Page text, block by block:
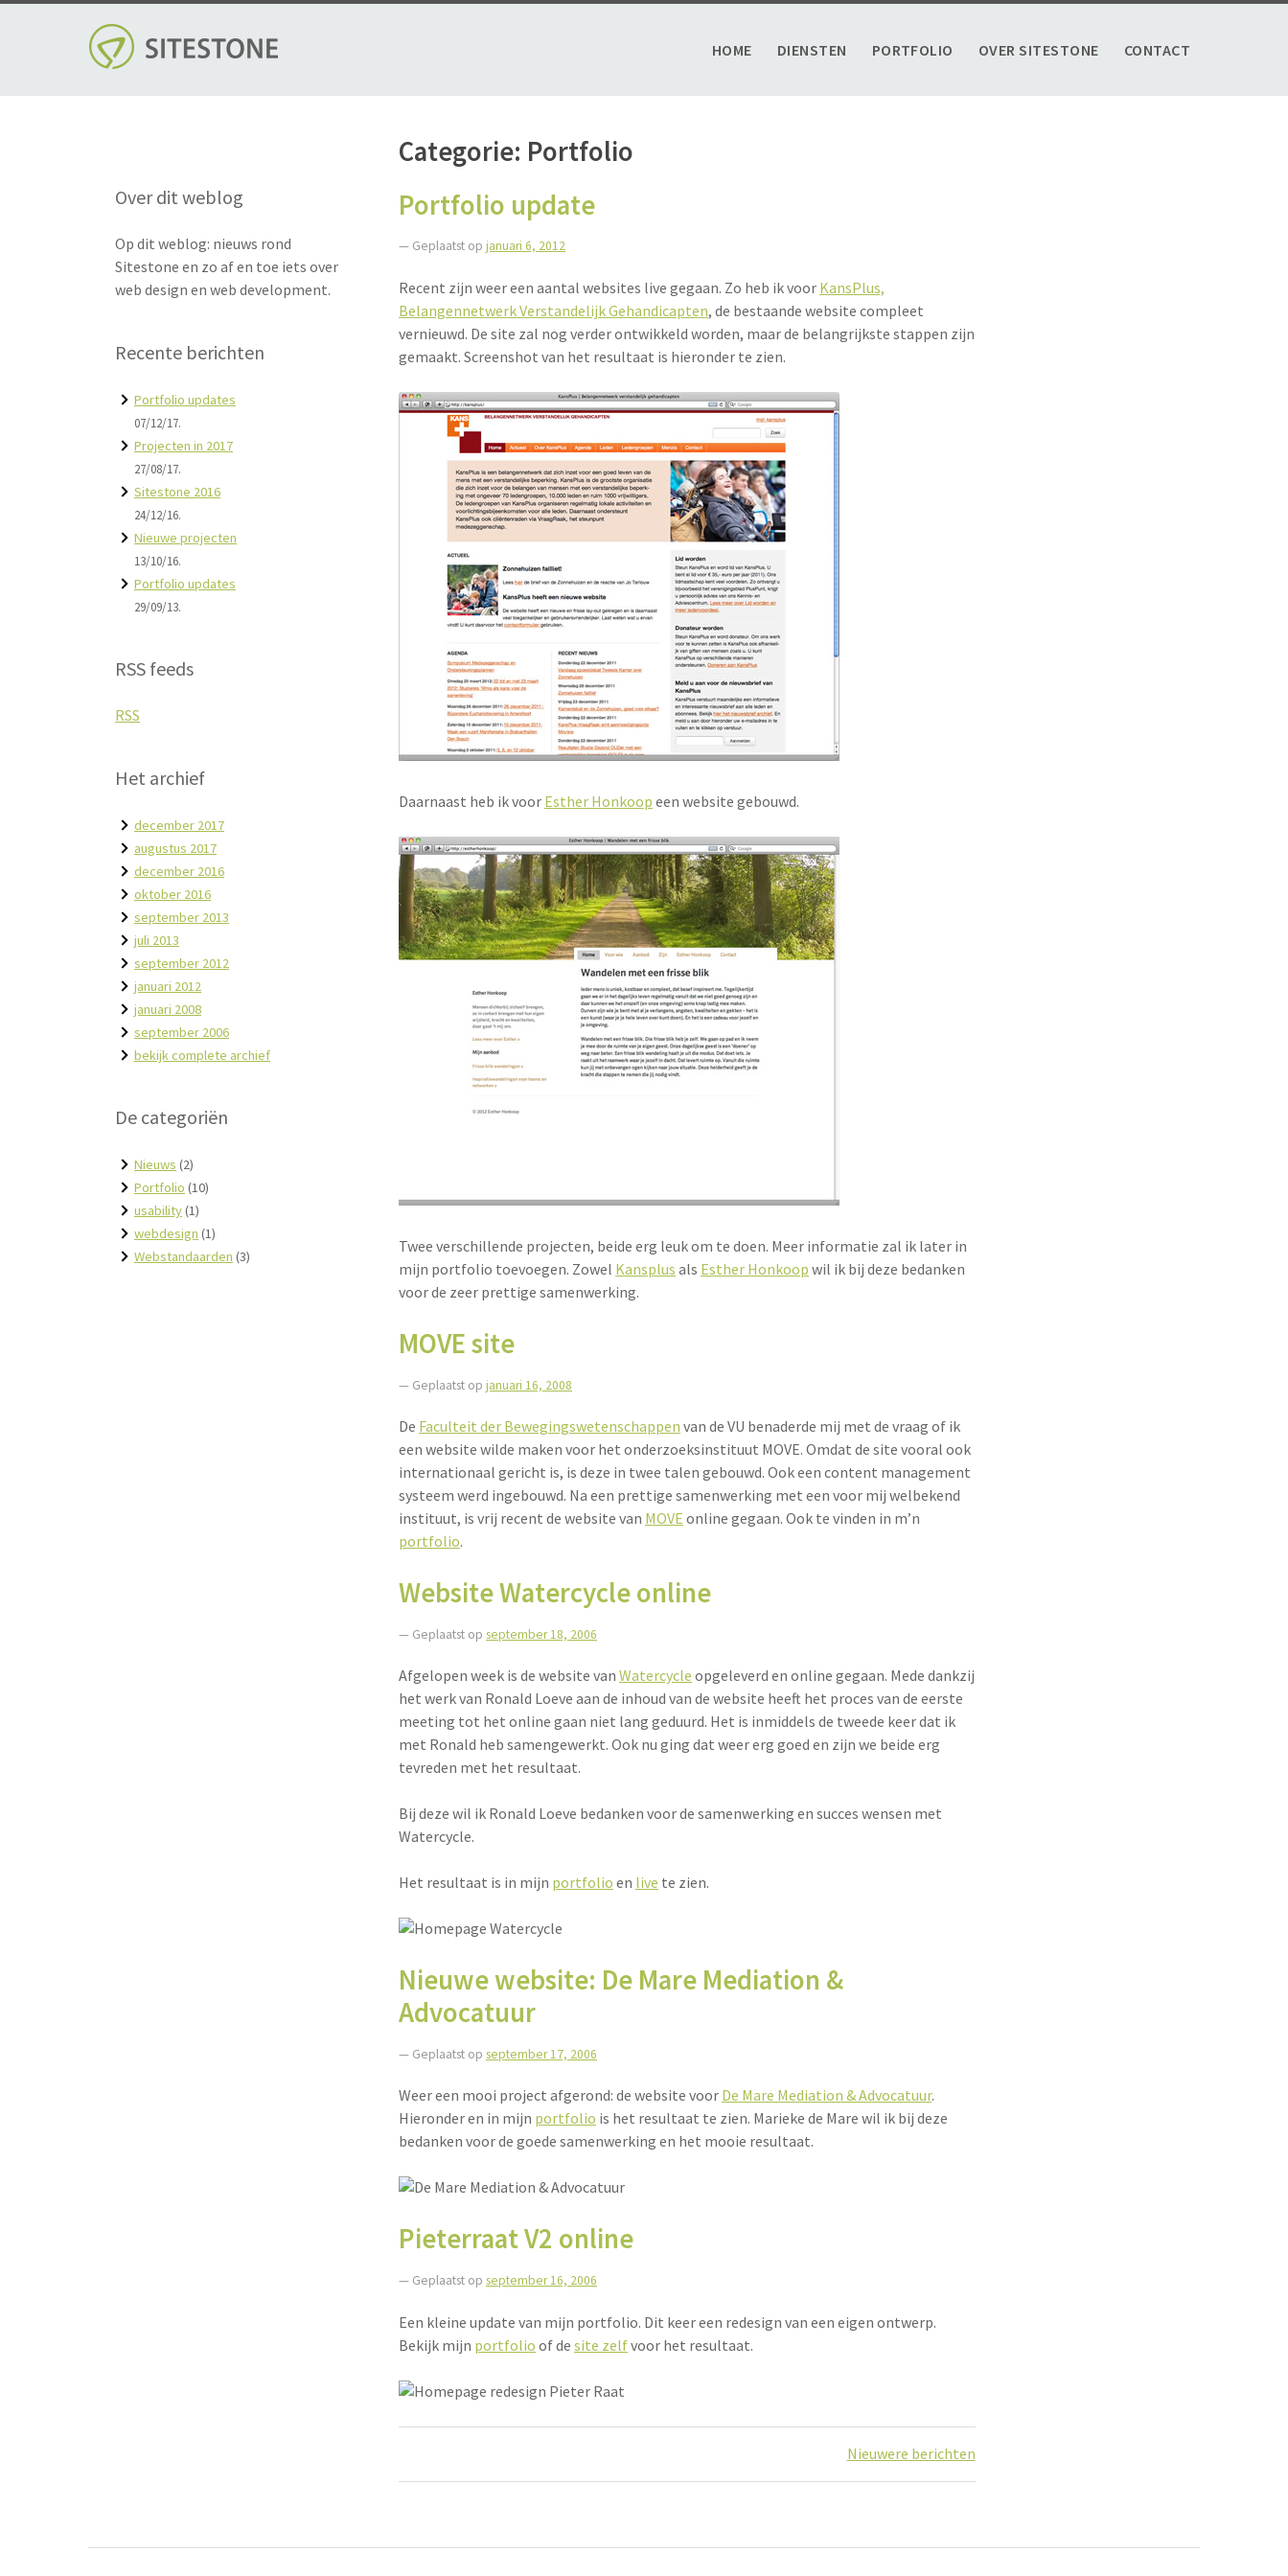
to
content
HOME DIENSTEN PORTFOLIO OVER SITESTONE CONTACT
Categorie: Portfolio
Portfolio update
— Geplaatst op januari 6, 2012
Recent zijn weer een aantal websites live gegaan. Zo heb ik voorKansPlus,
Belangennetwerk Verstandelijk Gehandicapten, de bestaande website compleet
vernieuwd. De site zal nog verder ontwikkeld worden, maar de belangrijkste stappen zijn
gemaakt. Screenshot van het resultaat is hieronder te zien.
Daarnaast heb ik voorEsther Honkoopeen website gebouwd.
Twee verschillende projecten, beide erg leuk om te doen. Meer informatie zal ik later in
mijn portfolio toevoegen. Zowel Kansplusals Esther Honkoopwil ik bij deze bedanken
voor de zeer prettige samenwerking.
MOVE site
— Geplaatst op januari 16, 2008
De Faculteit der Bewegingswetenschappenvan de VU benaderde mij met de vraag of ik
een website wilde maken voor het onderzoeksinstituut MOVE. Omdat de site vooral ook
internationaal gericht is, is deze in twee talen gebouwd. Ook een content management
systeem werd ingebouwd. Na een prettige samenwerking met een voor mij welbekend
instituut, is vrij recent de website van MOVEonline gegaan. Ook te vinden in m’n
portfolio.
Website Watercycle online
— Geplaatst op september 18, 2006
Afgelopen week is de website vanWatercycleopgeleverd en online gegaan. Mede dankzij
het werk van Ronald Loeve aan de inhoud van de website heeft het proces van de eerste
meeting tot het online gaan niet lang geduurd. Het is inmiddels de tweede keer dat ik
met Ronald heb samengewerkt. Ook nu ging dat weer erg goed en zijn we beide erg
tevreden met het resultaat.
Bij deze wil ik Ronald Loeve bedanken voor de samenwerking en succes wensen met
Watercycle.
Het resultaat is in mijn portfolioen live te zien.
Nieuwe website: De Mare Mediation &
Advocatuur
— Geplaatst op september 17, 2006
Weer een mooi project afgerond: de website voorDe Mare Mediation & Advocatuur.
Hieronder en in mijn portfolio is het resultaat te zien. Marieke de Mare wil ik bij deze
bedanken voor de goede samenwerking en het mooie resultaat.
Pieterraat V2 online
— Geplaatst op september 16, 2006
Een kleine update van mijn portfolio. Dit keer een redesign van een eigen ontwerp.
Bekijk mijn portfolioof desite zelfvoor het resultaat.
Nieuwere berichten
Over dit weblog
Op dit weblog: nieuws rond
Sitestone en zo af en toe iets over
web design en web development.
Recente berichten
Portfolio updates
07/12/17.
Projecten in 2017
27/08/17.
Sitestone 2016
24/12/16.
Nieuwe projecten
13/10/16.
Portfolio updates
29/09/13.
RSS feeds
RSS
Het archief
december 2017
augustus 2017
december 2016
oktober 2016
september 2013
juli 2013
september 2012
januari 2012
januari 2008
september 2006
bekijk complete archief
De categoriën
Nieuws (2)
Portfolio (10)
usability(1)
webdesign (1)
Webstandaarden (3)